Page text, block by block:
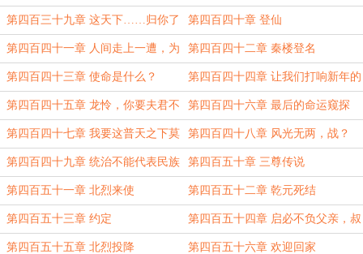
还是自由的奴隶？
第四百三十九章 这天下……归你了 第四百四十章 登仙
第四百四十一章 人间走上一遭，为
何还向往仙灵呢？
第四百四十二章 秦楼登名
第四百四十三章 使命是什么？ 第四百四十四章 让我们打响新年的
第一炮吧
第四百四十五章 龙怜，你要夫君不
要？
第四百四十六章 最后的命运窥探
第四百四十七章 我要这普天之下莫
非王土
第四百四十八章 风光无两，战？
和？
第四百四十九章 统治不能代表民族 第四百五十章 三尊传说
第四百五十一章 北烈来使 第四百五十二章 乾元死结
第四百五十三章 约定 第四百五十四章 启必不负父亲，叔
父所托
第四百五十五章 北烈投降 第四百五十六章 欢迎回家